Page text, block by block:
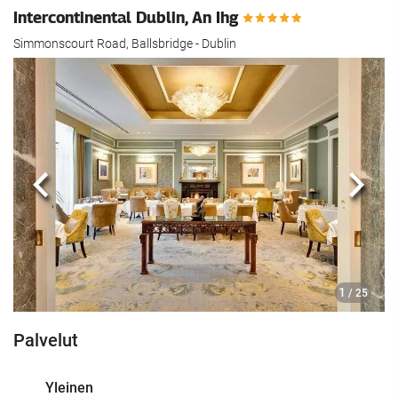
Intercontinental Dublin, An Ihg
Simmonscourt Road, Ballsbridge - Dublin
1 / 25
Edellinen
Palvelut
Yleinen